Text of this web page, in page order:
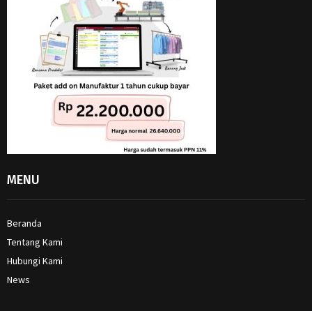
MENU
Beranda
Tentang Kami
Hubungi Kami
News